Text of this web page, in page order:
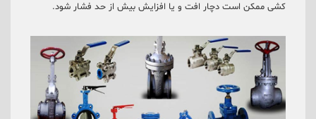
کشی ممکن است دچار افت و یا افزایش بیش از حد فشار شود.